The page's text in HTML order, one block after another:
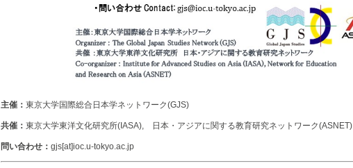
主催： 東京大学国際総合日本学ネットワーク(GJS)
共催： 東京大学東洋文化研究所(IASA), 日本・アジアに関する教育研究ネットワーク(ASNET)
問い合わせ： gjs[at]ioc.u-tokyo.ac.jp